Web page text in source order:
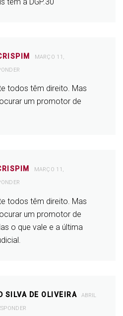
MARÇO 11,
todos têm direito. Mas
um promotor de
MARÇO 11,
todos têm direito. Mas
um promotor de
o que vale e a última
SILVA DE OLIVEIRA
ABRIL